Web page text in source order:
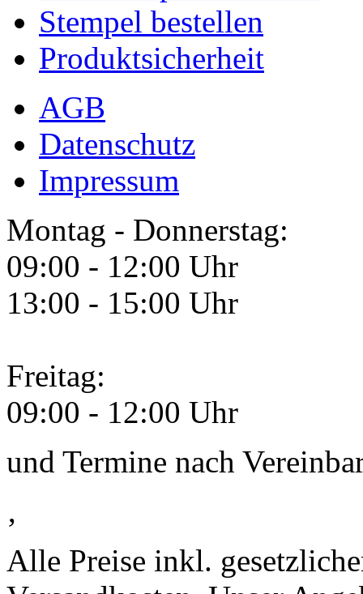
Stempel bestellen
Produktsicherheit
AGB
Datenschutz
Impressum
Montag - Donnerstag:
09:00 - 12:00 Uhr
13:00 - 15:00 Uhr
Freitag:
09:00 - 12:00 Uhr
und Termine nach
‚
Alle Preise inkl.